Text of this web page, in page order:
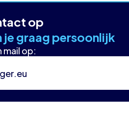
op
je graag persoonlijk
mail op: